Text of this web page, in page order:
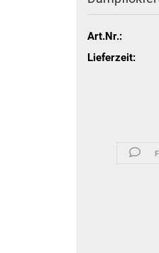
Art.Nr.:
Lieferzeit: